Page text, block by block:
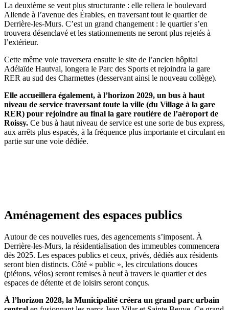
La deuxième se veut plus structurante : elle reliera le boulevard
Allende à l’avenue des Érables, en traversant tout le quartier de
Derrière-les-Murs. C’est un grand changement : le quartier s’en
trouvera désenclavé et les stationnements ne seront plus rejetés à
l’extérieur.
Cette même voie traversera ensuite le site de l’ancien hôpital
Adélaïde Hautval, longera le Parc des Sports et rejoindra la gare
RER au sud des Charmettes (desservant ainsi le nouveau collège).
Elle accueillera également, à l’horizon 2029, un bus à haut
niveau de service traversant toute la ville (du Village à la gare
RER) pour rejoindre au final la gare routière de l’aéroport de
Roissy. Ce bus à haut niveau de service est une sorte de bus express,
aux arrêts plus espacés, à la fréquence plus importante et circulant en
partie sur une voie dédiée.
Aménagement des espaces publics
Autour de ces nouvelles rues, des agencements s’imposent. À
Derrière-les-Murs, la résidentialisation des immeubles commencera
dès 2025. Les espaces publics et ceux, privés, dédiés aux résidents
seront bien distincts. Côté « public », les circulations douces
(piétons, vélos) seront remises à neuf à travers le quartier et des
espaces de détente et de loisirs seront conçus.
À l’horizon 2028, la Municipalité créera un grand parc urbain